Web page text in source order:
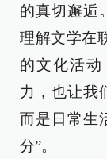
的真切邂逅
理解文学在
的文化活
力，也让我
而是日常生
分”。